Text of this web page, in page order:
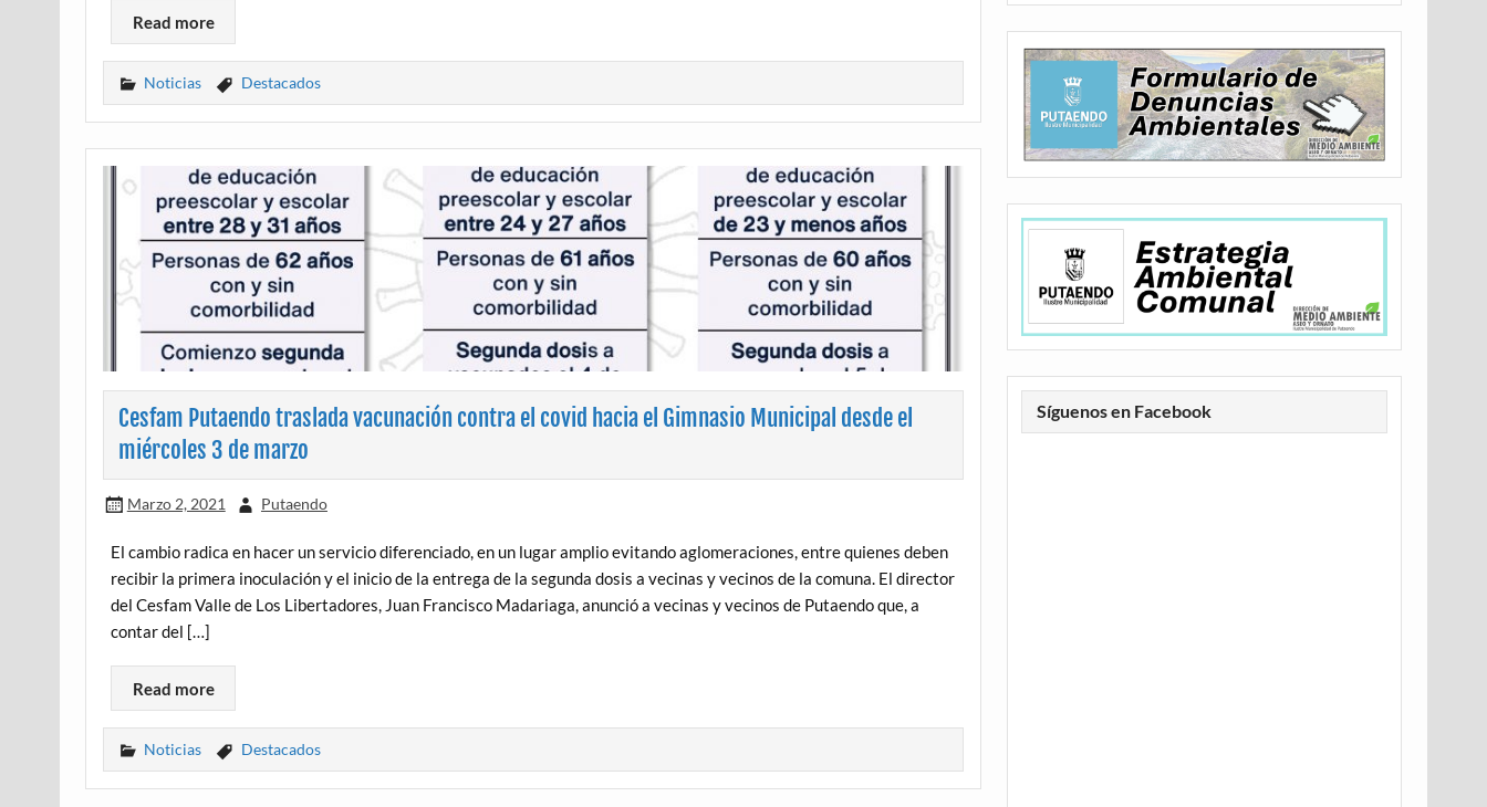
Read more
Noticias Destacados
Cesfam Putaendo traslada vacunación contra el covid hacia el Gimnasio Municipal desde el
miércoles 3 de marzo
Marzo 2, 2021 Putaendo
El cambio radica en hacer un servicio diferenciado, en un lugar amplio evitando aglomeraciones, entre quienes deben
recibir la primera inoculación y el inicio de la entrega de la segunda dosis a vecinas y vecinos de la comuna. El director
del Cesfam Valle de Los Libertadores, Juan Francisco Madariaga, anunció a vecinas y vecinos de Putaendo que, a
contar del […]
Read more
Noticias Destacados
Síguenos en Facebook